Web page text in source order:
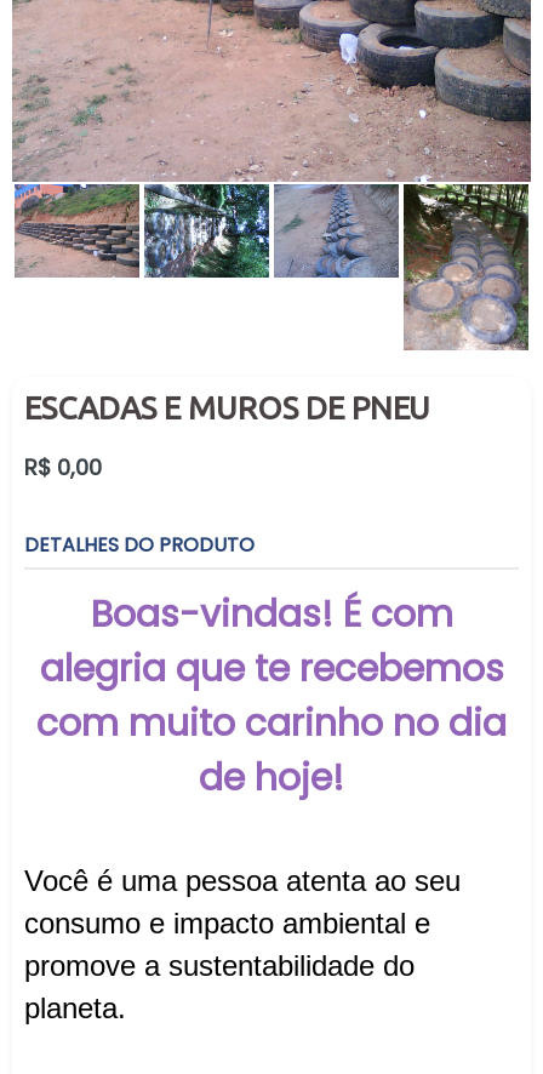
ESCADAS E MUROS DE PNEU
Preço
R$ 0,00
DETALHES DO PRODUTO
Boas-vindas! É com
alegria que te recebemos
com muito carinho no dia
de hoje!
Você é uma pessoa atenta ao seu
consumo e impacto ambiental e
promove a sustentabilidade do
planeta.